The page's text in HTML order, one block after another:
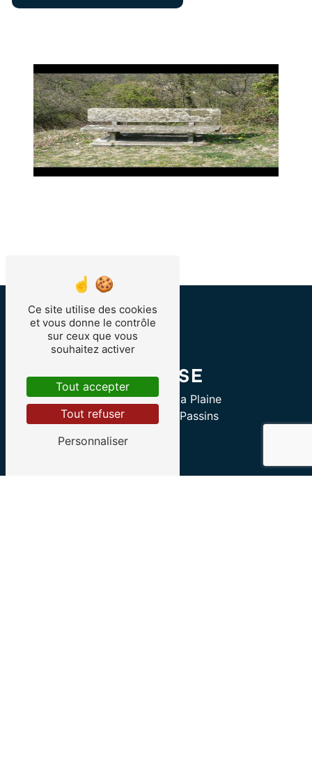
ADRESSE
Aangs Route de la Plaine
38510 Arandon-Passins
Ce site utilise des cookies
et vous donne le contrôle
sur ceux que vous
souhaitez activer
Tout accepter
Tout refuser
Personnaliser